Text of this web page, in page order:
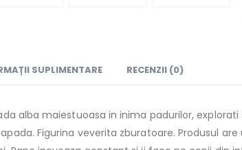
SUPLIMENTARE RECENZII (0)
alba maiestuoasa in inima padurilor,
Figurina veverita zburatoare. Produsul